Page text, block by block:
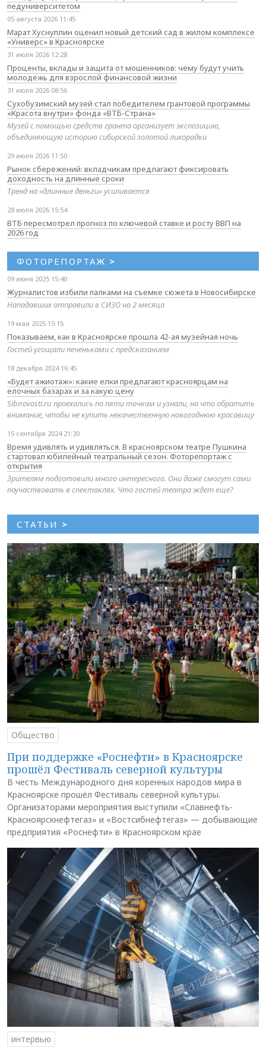
педуниверситетом
05 августа 2026 11:45
Марат Хуснуллин оценил новый детский сад в жилом комплексе
«Универс» в Красноярске
31 июля 2026 12:28
Проценты, вклады и защита от мошенников: чему будут учить
молодёжь для взрослой финансовой жизни
31 июля 2026 08:56
Сухобузимский музей стал победителем грантовой программы
«Красота внутри» фонда «ВТБ-Страна»
Музей с помощью средств гранта организует экспозицию,
объединяющую историю сибирской золотой лихорадки
29 июля 2026 11:50
Рынок сбережений: вкладчикам предлагают фиксировать
доходность на длинные сроки
Тренд на «длинные деньги» усиливается
28 июля 2026 15:54
ВТБ пересмотрел прогноз по ключевой ставке и росту ВВП на
2026 год
ФОТОРЕПОРТАЖ >
09 июня 2025 15:40
Журналистов избили палками на съемке сюжета в Новосибирске
Нападавших отправили в СИЗО на 2 месяца
19 мая 2025 15:15
Показываем, как в Красноярске прошла 42-ая музейная ночь
Гостей угощали печеньками с предсказанием
18 декабря 2024 16:45
«Будет ажиотаж»: какие елки предлагают красноярцам на
елочных базарах и за какую цену
Sibnovosti.ru проехались по пяти точкам и узнали, на что обратить
внимание, чтобы не купить некачественную новогоднюю красавицу
15 сентября 2024 21:30
Время удивлять и удивляться. В красноярском театре Пушкина
стартовал юбилейный театральный сезон. Фоторепортаж с
открытия
Зрителям подготовили много интересного. Они даже смогут сами
поучаствовать в спектаклях. Что гостей театра ждет еще?
СТАТЬИ >
Общество
При поддержке «Роснефти» в Красноярске
прошёл Фестиваль северной культуры
В честь Международного дня коренных народов мира в
Красноярске прошёл Фестиваль северной культуры.
Организаторами мероприятия выступили «Славнефть-
Красноярскнефтегаз» и «Востсибнефтегаз» — добывающие
предприятия «Роснефти» в Красноярском крае
интервью